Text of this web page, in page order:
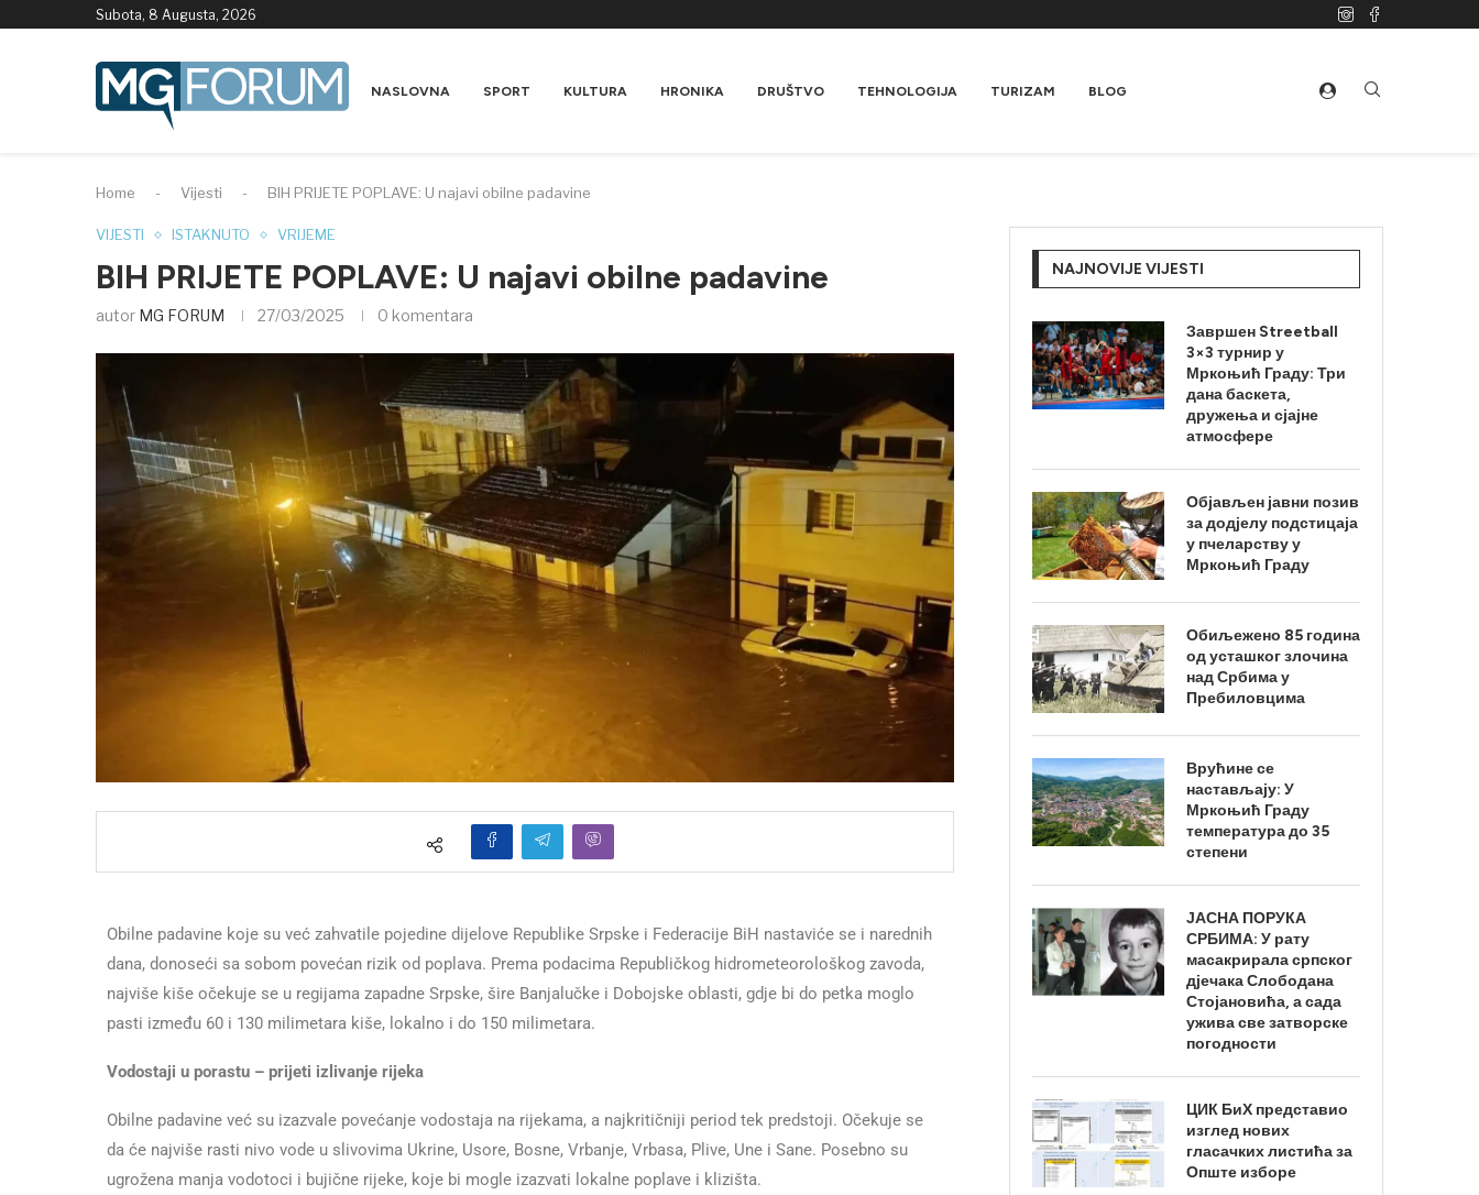
Subota, 8 Augusta, 2026
NASLOVNA SPORT KULTURA HRONIKA DRUŠTVO TEHNOLOGIJA TURIZAM BLOG
Home - Vijesti - BIH PRIJETE POPLAVE: U najavi obilne padavine
VIJESTI ISTAKNUTO VRIJEME
BIH PRIJETE POPLAVE: U najavi obilne padavine
autor MG FORUM 27/03/2025 0 komentara
Obilne padavine koje su već zahvatile pojedine dijelove Republike Srpske i Federacije BiH nastaviće se i narednih
dana, donoseći sa sobom povećan rizik od poplava. Prema podacima Republičkog hidrometeorološkog zavoda,
najviše kiše očekuje se u regijama zapadne Srpske, šire Banjalučke i Dobojske oblasti, gdje bi do petka moglo
pasti između 60 i 130 milimetara kiše, lokalno i do 150 milimetara.
Vodostaji u porastu – prijeti izlivanje rijeka
Obilne padavine već su izazvale povećanje vodostaja na rijekama, a najkritičniji period tek predstoji. Očekuje se
da će najviše rasti nivo vode u slivovima Ukrine, Usore, Bosne, Vrbanje, Vrbasa, Plive, Une i Sane. Posebno su
ugrožena manja vodotoci i bujične rijeke, koje bi mogle izazvati lokalne poplave i klizišta.
NAJNOVIJE VIJESTI
Завршен Streetball
3×3 турнир у
Мркоњић Граду: Три
дана баскета,
дружења и сјајне
атмосфере
Објављен јавни позив
за додјелу подстицаја
у пчеларству у
Мркоњић Граду
Обиљежено 85 година
од усташког злочина
над Србима у
Пребиловцима
Врућине се
настављају: У
Мркоњић Граду
температура до 35
степени
ЈАСНА ПОРУКА
СРБИМА: У рату
масакрирала српског
дјечака Слободана
Стојановића, а сада
ужива све затворске
погодности
ЦИК БиХ представио
изглед нових
гласачких листића за
Опште изборе